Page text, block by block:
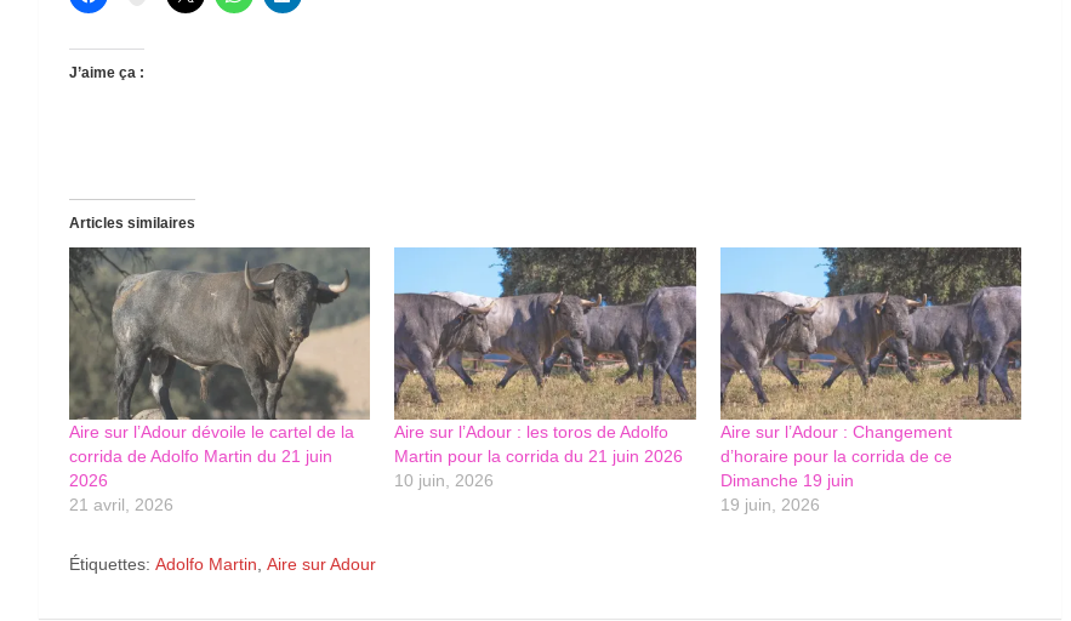
J’aime ça :
Articles similaires
Aire sur l’Adour dévoile le cartel de la
corrida de Adolfo Martin du 21 juin
2026
21 avril, 2026
Aire sur l’Adour : les toros de Adolfo
Martin pour la corrida du 21 juin 2026
10 juin, 2026
Aire sur l’Adour : Changement
d’horaire pour la corrida de ce
Dimanche 19 juin
19 juin, 2026
Étiquettes: Adolfo Martin Aire sur Adour